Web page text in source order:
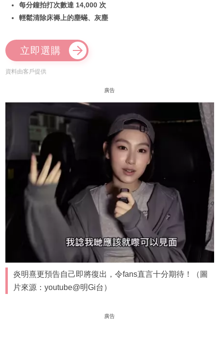
每分鐘拍打次數達 14,000 次
輕鬆清除床褥上的塵蟎、灰塵
立即選購
資料由客戶提供
廣告
炎明熹更預告自己即將復出，令fans直言十分期待！（圖
片來源：youtube@明Gi台）
廣告